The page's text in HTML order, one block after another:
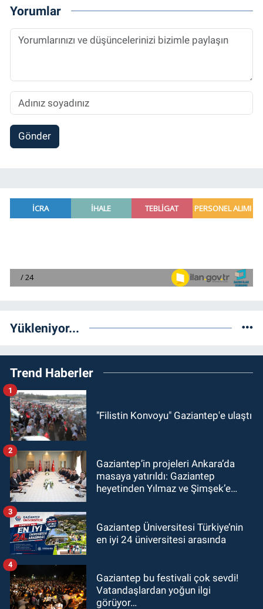
Sorumlu Haber Editörü' olarak devam
etmektedir.
Yorumlar
Gönder
Yükleniyor...
Trend Haberler
"Filistin Konvoyu" Gaziantep'e ulaştı
1
Gaziantep’in projeleri Ankara’da
masaya yatırıldı: Gaziantep
heyetinden Yılmaz ve Şimşek’e
2
Gaziantep Üniversitesi Türkiye’nin
en iyi 24 üniversitesi arasında
3
Gaziantep bu festivali çok sevdi!
Vatandaşlardan yoğun ilgi
görüyor…
4